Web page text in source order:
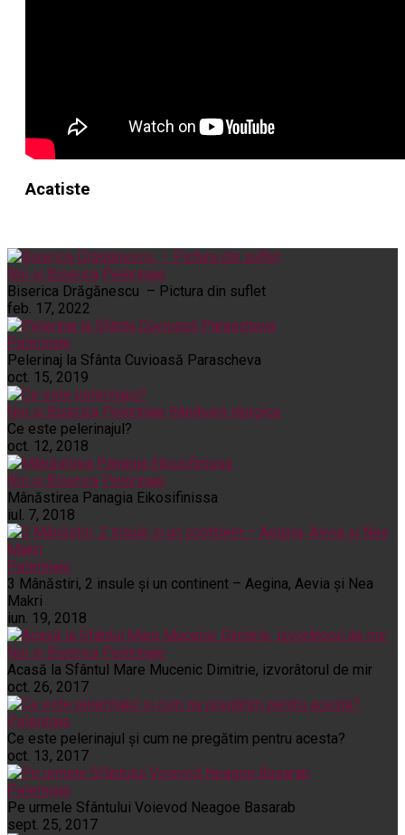
Acatiste
Noi și Biserica Pelerinaje
Biserica Drăgănescu – Pictura din suflet
feb. 17, 2022
Pelerinaje
Pelerinaj la Sfânta Cuvioasă Parascheva
oct. 15, 2019
Noi și Biserica Pelerinaje Rânduieli liturgice
Ce este pelerinajul?
oct. 12, 2018
Noi și Biserica Pelerinaje
Mânăstirea Panagia Eikosifinissa
iul. 7, 2018
Pelerinaje
3 Mânăstiri, 2 insule și un continent – Aegina, Aevia și Nea
Makri
iun. 19, 2018
Noi și Biserica Pelerinaje
Acasă la Sfântul Mare Mucenic Dimitrie, izvorâtorul de mir
oct. 26, 2017
Pelerinaje
Ce este pelerinajul şi cum ne pregătim pentru acesta?
oct. 13, 2017
Pelerinaje
Pe urmele Sfântului Voievod Neagoe Basarab
sept. 25, 2017